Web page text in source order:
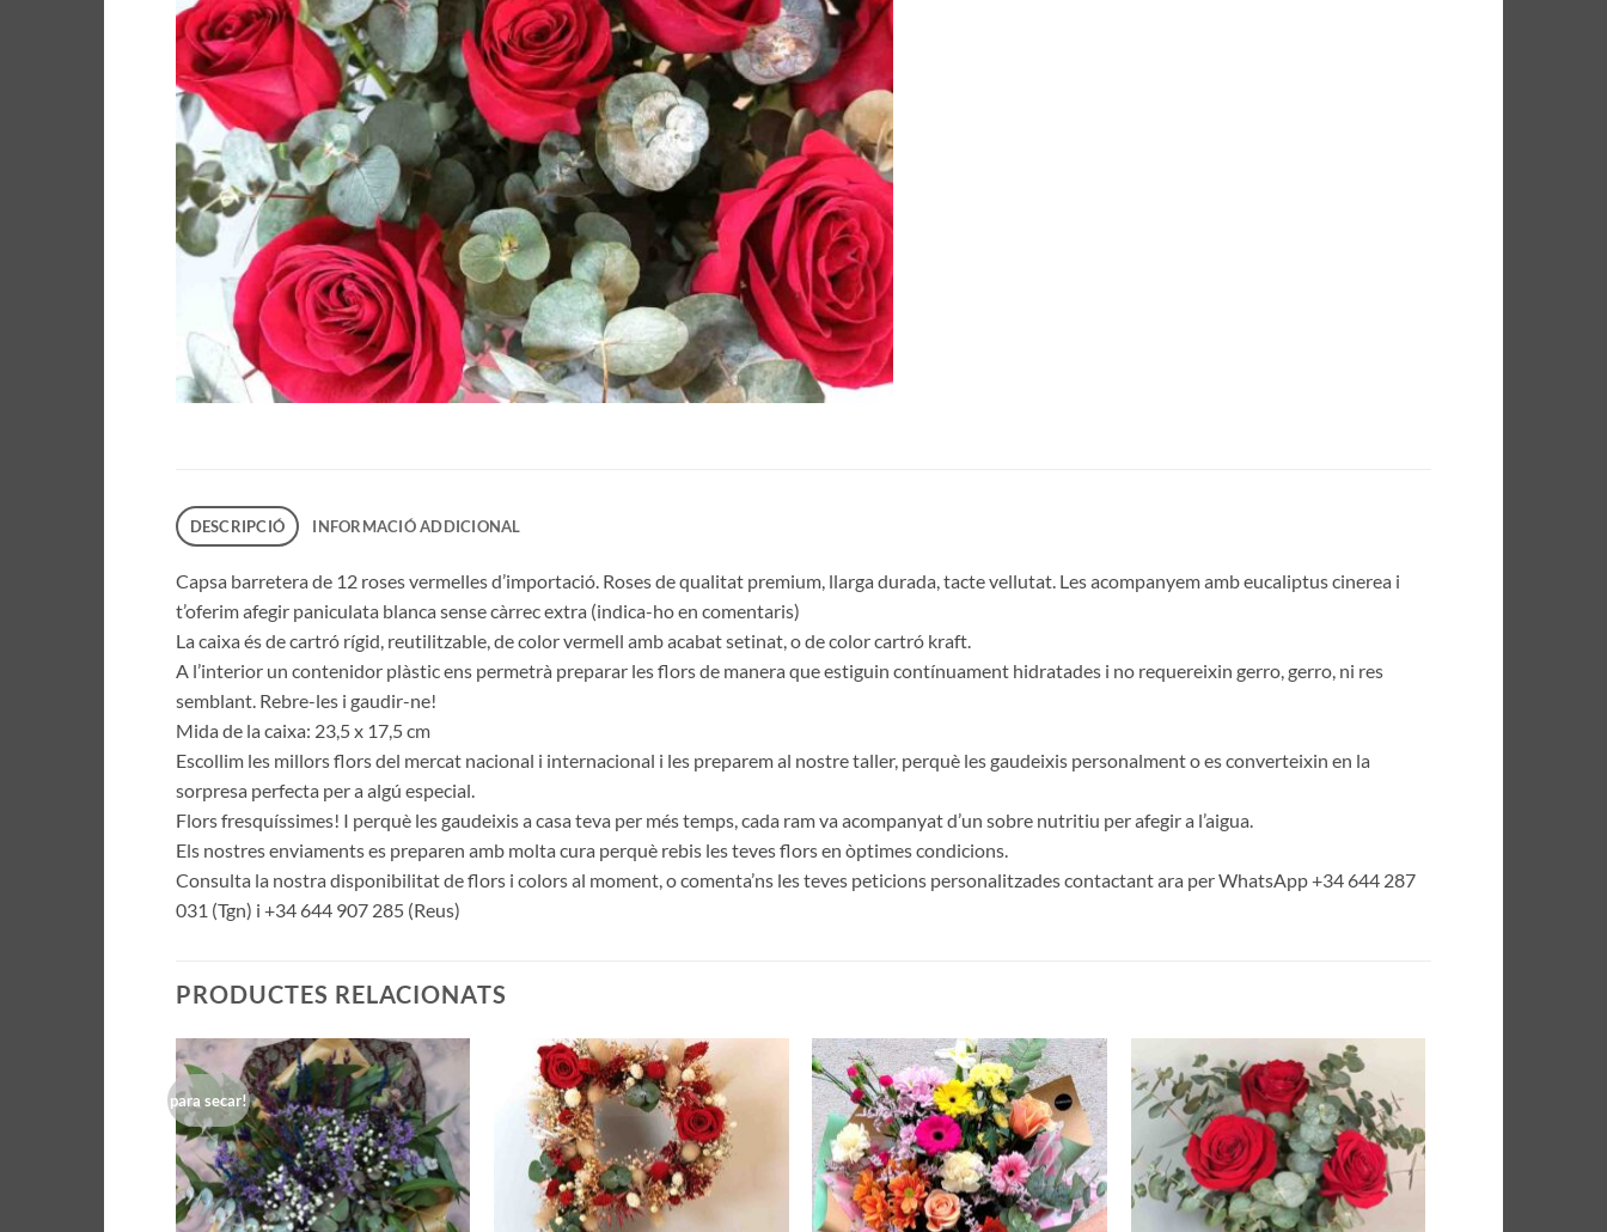
DESCRIPCIÓ INFORMACIÓ ADDICIONAL
Capsa barretera de 12 roses vermelles d’importació. Roses de qualitat premium, llarga durada, tacte vellutat. Les acompanyem amb eucaliptus cinerea i
t’oferim afegir paniculata blanca sense càrrec extra (indica-ho en comentaris)
La caixa és de cartró rígid, reutilitzable, de color vermell amb acabat setinat, o de color cartró kraft.
A l’interior un contenidor plàstic ens permetrà preparar les flors de manera que estiguin contínuament hidratades i no requereixin gerro, gerro, ni res
semblant. Rebre-les i gaudir-ne!
Mida de la caixa: 23,5 x 17,5 cm
Escollim les millors flors del mercat nacional i internacional i les preparem al nostre taller, perquè les gaudeixis personalment o es converteixin en la
sorpresa perfecta per a algú especial.
Flors fresquíssimes! I perquè les gaudeixis a casa teva per més temps, cada ram va acompanyat d’un sobre nutritiu per afegir a l’aigua.
Els nostres enviaments es preparen amb molta cura perquè rebis les teves flors en òptimes condicions.
Consulta la nostra disponibilitat de flors i colors al moment, o comenta’ns les teves peticions personalitzades contactant ara per WhatsApp +34 644 287
031 (Tgn) i +34 644 907 285 (Reus)
PRODUCTES RELACIONATS
para secar!
Añadir
a la
lista de
deseos
lista de
deseos
Añadir
a la
lista de
deseos
Añadir
a la
lista de
deseos